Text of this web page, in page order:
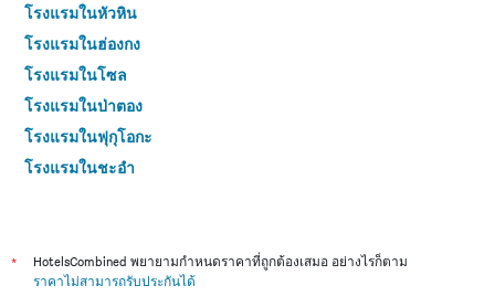
โรงแรมในหัวหิน
โรงแรมในฮ่องกง
โรงแรมในโซล
โรงแรมในป่าตอง
โรงแรมในฟุกุโอกะ
โรงแรมในชะอำ
โรงแรมในเกาะสมุย
โรงแรมในเซี่ยงไฮ้
*
HotelsCombined พยายามกำหนดราคาที่ถูกต้องเสมอ อย่างไรก็ตาม
ราคาไม่สามารถรับประกันได้